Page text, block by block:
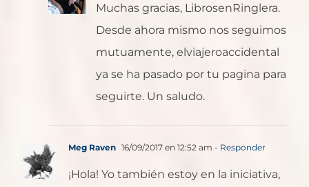
Muchas gracias, LibrosenRinglera.
Desde ahora mismo nos seguimos
mutuamente, elviajeroaccidental
ya se ha pasado por tu pagina para
seguirte. Un saludo.
Meg Raven 16/09/2017 en 12:52 am - Responder
¡Hola! Yo también estoy en la iniciativa,